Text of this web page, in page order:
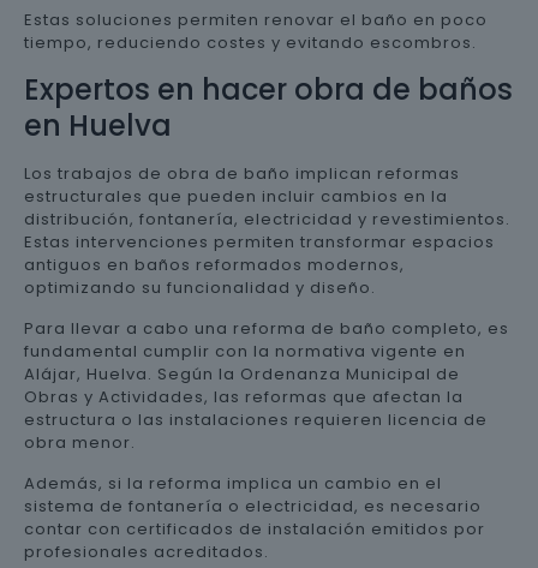
Estas soluciones permiten renovar el baño en poco
tiempo, reduciendo costes y evitando escombros.
Expertos en hacer obra de baños
en Huelva
Los trabajos de obra de baño implican reformas
estructurales que pueden incluir cambios en la
distribución, fontanería, electricidad y revestimientos.
Estas intervenciones permiten transformar espacios
antiguos en baños reformados modernos,
optimizando su funcionalidad y diseño.
Para llevar a cabo una reforma de baño completo, es
fundamental cumplir con la normativa vigente en
Alájar, Huelva. Según la Ordenanza Municipal de
Obras y Actividades, las reformas que afectan la
estructura o las instalaciones requieren licencia de
obra menor.
Además, si la reforma implica un cambio en el
sistema de fontanería o electricidad, es necesario
contar con certificados de instalación emitidos por
profesionales acreditados.